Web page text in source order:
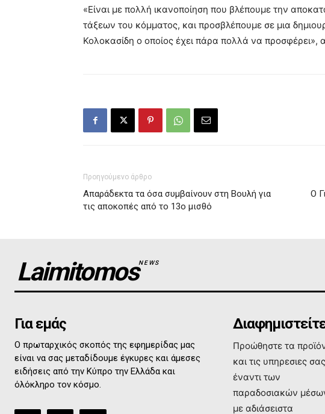
«Είναι με πολλή ικανοποίηση που βλέπουμε την
τάξεων του κόμματος, και προσβλέπουμε σε μια
Κολοκασίδη ο οποίος έχει πάρα πολλά να προσφέρει»,
Προηγούμενο άρθρο
Απαράδεκτα τα όσα συμβαίνουν στη Βουλή για
τις αποκοπές από το 13ο μισθό
Ο
LaimitomosNEWS
Για εμάς
Ο πρωταρχικός σκοπός της εφημερίδας μας
είναι να σας μεταδίδουμε έγκυρες και άμεσες
ειδήσεις από την Κύπρο την Ελλάδα και
όλόκληρο τον κόσμο.
Προώθηστε τα
και τις υπηρεσιες σας
έναντι των
παραδοσιακών
με αδιάσειστα